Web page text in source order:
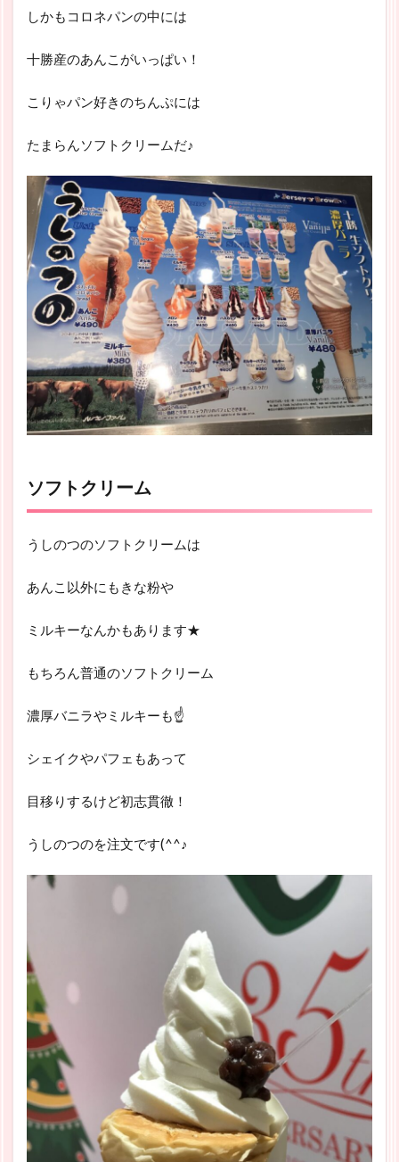
しかもコロネパンの中には
十勝産のあんこがいっぱい！
こりゃパン好きのちんぷには
たまらんソフトクリームだ♪
ソフトクリーム
うしのつのソフトクリームは
あんこ以外にもきな粉や
ミルキーなんかもあります★
もちろん普通のソフトクリーム
濃厚バニラやミルキーも☝
シェイクやパフェもあって
目移りするけど初志貫徹！
うしのつのを注文です(^^♪